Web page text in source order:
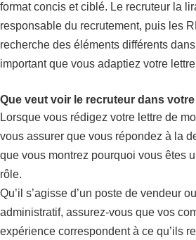
format concis et ciblé. Le recruteur la
responsable du recrutement, puis les
recherche des éléments différents
important que vous adaptiez votre
Que veut voir le recruteur dans
Lorsque vous rédigez votre lettre de
vous assurer que vous répondez à la
que vous montrez pourquoi vous êtes
rôle.
Qu’il s’agisse d’un poste de vendeur
administratif, assurez-vous que vos
expérience correspondent à ce qu’ils